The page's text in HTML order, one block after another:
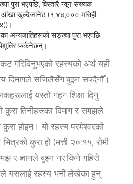
पुरा भएपछि, बिस्तारै न्यून संख्यक
आँखा खुल्दैजानेछ (१,४४,००० मसिही
अन्यजातिहरूको सङ्ख्या पुरा भएपछि
फर्कनेछन्।
गरिदिनुभएको रहस्यको अर्थ यही
दिमागले सजिलैसँग बुझ्न सक्दैनौँ।
यस्तो गहन शिक्षा दिनु
तिनीहरूका दिमाग र समझले
कुरा होइन। यो रहस्य परमेश्‍वरको
भित्रको कुरा हो (मत्ती २०:१५, रोमी
र ज्ञानले बुझ्न नसकिने गहिरो
यसलाई रहस्य भनी लेखेका हुन्